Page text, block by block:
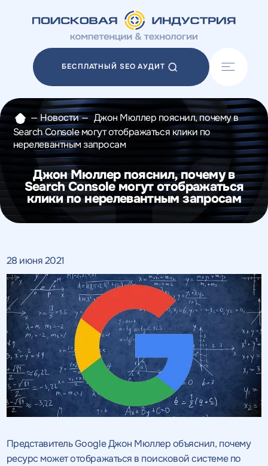
БЕСПЛАТНЫЙ SEO АУДИТ
Акции
Отзывы
Разработка сайтов
Разработка прототипов
Разработка контента
Реклама у блогеров
Веб-аналитика
— Новости — Джон Мюллер пояснил, почему в
Search Console могут отображаться клики по
нерелевантным запросам
Джон Мюллер пояснил, почему в
Search Console могут отображаться
клики по нерелевантным запросам
28 июня 2021
Представитель Google Джон Мюллер объяснил, почему
ресурс может отображаться в поисковой системе по